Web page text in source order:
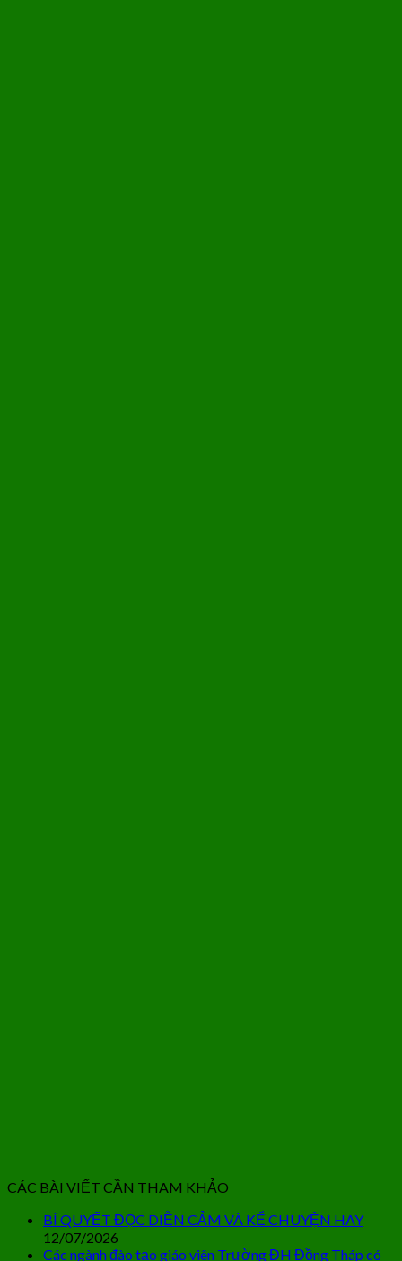
CÁC BÀI VIẾT CẦN THAM KHẢO
BÍ QUYẾT ĐỌC DIỄN CẢM VÀ KỂ CHUYỆN HAY
12/07/2026
Các ngành đào tạo giáo viên Trường ĐH Đồng Tháp có